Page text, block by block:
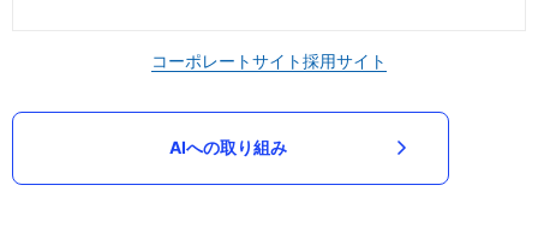
コーポレートサイト採用サイト
AIへの取り組み